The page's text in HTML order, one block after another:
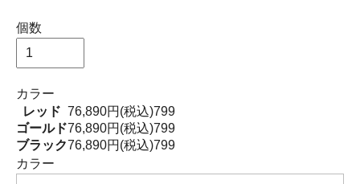
個数
カラー
レッド 76,890円(税込)799
ゴールド76,890円(税込)799
ブラック76,890円(税込)799
カラー